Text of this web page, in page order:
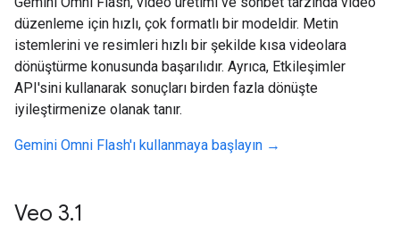
düzenleme için hızlı, çok formatlı bir modeldir. Metin
istemlerini ve resimleri hızlı bir şekilde kısa videolara
dönüştürme konusunda başarılıdır. Ayrıca, Etkileşimler
API'sini kullanarak sonuçları birden fazla dönüşte
iyileştirmenize olanak tanır.
Gemini Omni Flash'ı kullanmaya başlayın →
Veo 3.1